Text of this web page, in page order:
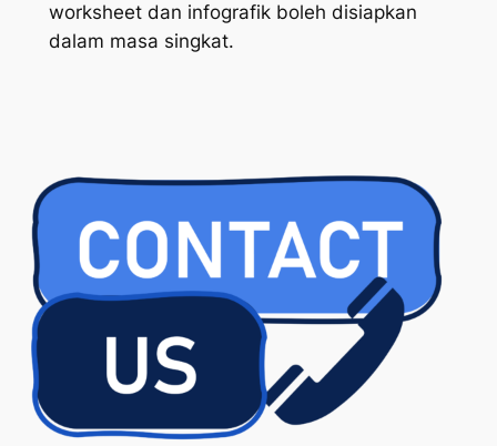
worksheet dan infografik boleh disiapkan
dalam masa singkat.